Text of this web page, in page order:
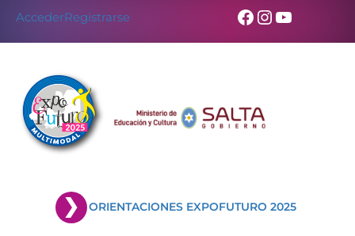
AccederRegistrarse Facebook
Instagram
YouTube
ORIENTACIONES EXPOFUTURO 2025